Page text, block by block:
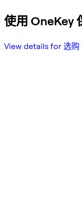
使用 OneKey
View details for 选购